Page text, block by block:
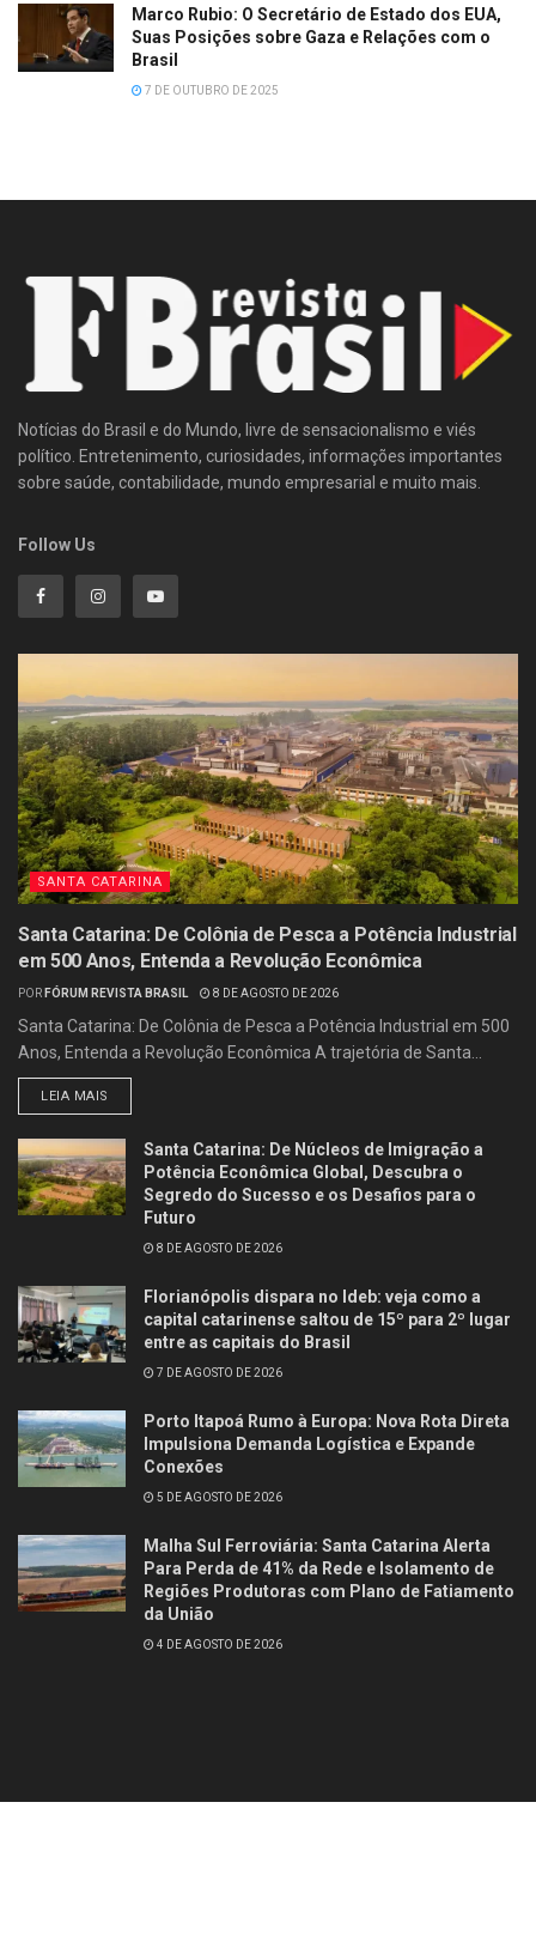
Marco Rubio: O Secretário de Estado dos EUA,
Suas Posições sobre Gaza e Relações com o
Brasil
7 DE OUTUBRO DE 2025
Notícias do Brasil e do Mundo, livre de sensacionalismo e viés
político. Entretenimento, curiosidades, informações importantes
sobre saúde, contabilidade, mundo empresarial e muito mais.
Follow Us
SANTA CATARINA
Santa Catarina: De Colônia de Pesca a Potência Industrial
em 500 Anos, Entenda a Revolução Econômica
POR FÓRUM REVISTA BRASIL 8 DE AGOSTO DE 2026
Santa Catarina: De Colônia de Pesca a Potência Industrial em 500
Anos, Entenda a Revolução Econômica A trajetória de Santa...
LEIA MAIS
Santa Catarina: De Núcleos de Imigração a
Potência Econômica Global, Descubra o
Segredo do Sucesso e os Desafios para o
Futuro
8 DE AGOSTO DE 2026
Florianópolis dispara no Ideb: veja como a
capital catarinense saltou de 15º para 2º lugar
entre as capitais do Brasil
7 DE AGOSTO DE 2026
Porto Itapoá Rumo à Europa: Nova Rota Direta
Impulsiona Demanda Logística e Expande
Conexões
5 DE AGOSTO DE 2026
Malha Sul Ferroviária: Santa Catarina Alerta
Para Perda de 41% da Rede e Isolamento de
Regiões Produtoras com Plano de Fatiamento
da União
4 DE AGOSTO DE 2026